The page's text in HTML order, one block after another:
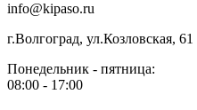
info@kipaso.ru
г.Волгоград, ул.Козловская, 61
Понедельник - пятница:
08:00 - 17:00